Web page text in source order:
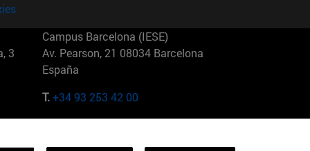
3
Campus Barcelona (IESE)
Av. Pearson, 21 08034 Barcelona
España
T.+34 93 253 42 00